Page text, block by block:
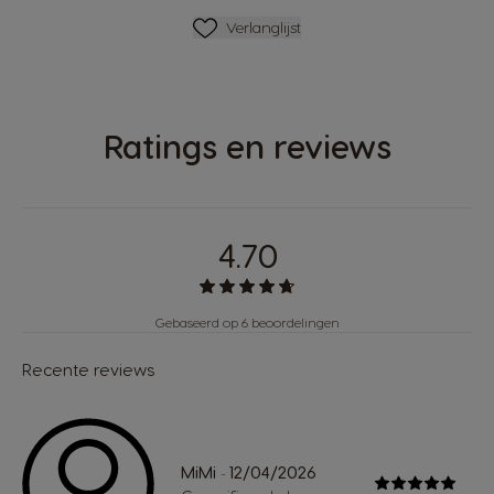
Verlanglijstje
Verlanglijst
Ratings en reviews
4.70
Gebaseerd op 6 beoordelingen
Recente reviews
MiMi - 12/04/2026